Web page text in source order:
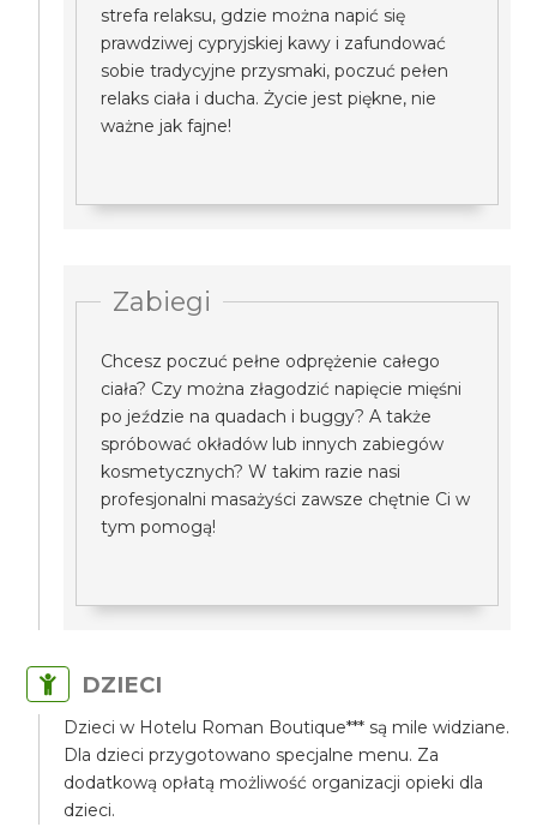
strefa relaksu, gdzie można napić się
prawdziwej cypryjskiej kawy i zafundować
sobie tradycyjne przysmaki, poczuć pełen
relaks ciała i ducha. Życie jest piękne, nie
ważne jak fajne!
Zabiegi
Chcesz poczuć pełne odprężenie całego
ciała? Czy można złagodzić napięcie mięśni
po jeździe na quadach i buggy? A także
spróbować okładów lub innych zabiegów
kosmetycznych? W takim razie nasi
profesjonalni masażyści zawsze chętnie Ci w
tym pomogą!
DZIECI
Dzieci w Hotelu Roman Boutique*** są mile widziane.
Dla dzieci przygotowano specjalne menu. Za
dodatkową opłatą możliwość organizacji opieki dla
dzieci.